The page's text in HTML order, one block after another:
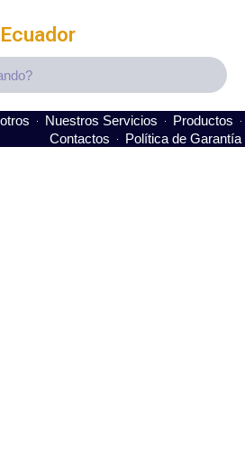
Nuestros Servicios
Productos
Contactos
Política de Garantía